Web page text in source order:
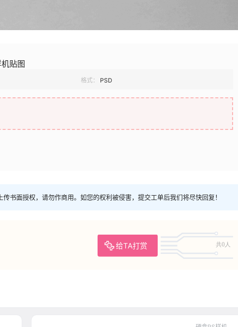
贴图
格式： PSD
书面授权，请勿作商用。如您的权利被侵害，提交工单后我们将尽快回复！
给TA打赏 共0人